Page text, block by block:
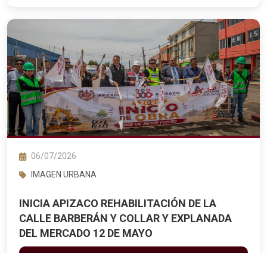
06/07/2026
IMAGEN URBANA
INICIA APIZACO REHABILITACIÓN DE LA
CALLE BARBERÁN Y COLLAR Y EXPLANADA
DEL MERCADO 12 DE MAYO